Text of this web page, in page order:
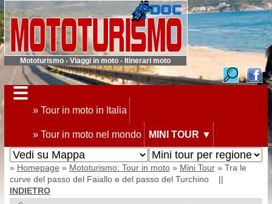
Mototurismo - Viaggi in moto - Itinerari moto
» Tour in moto in Italia
» Tour in moto nel mondo MINI TOUR ▼
» Homepage » Mototurismo: Tour in moto» Mini Tour» Tra le
curve del passo del Faiallo e del passo del Turchino ||
INDIETRO